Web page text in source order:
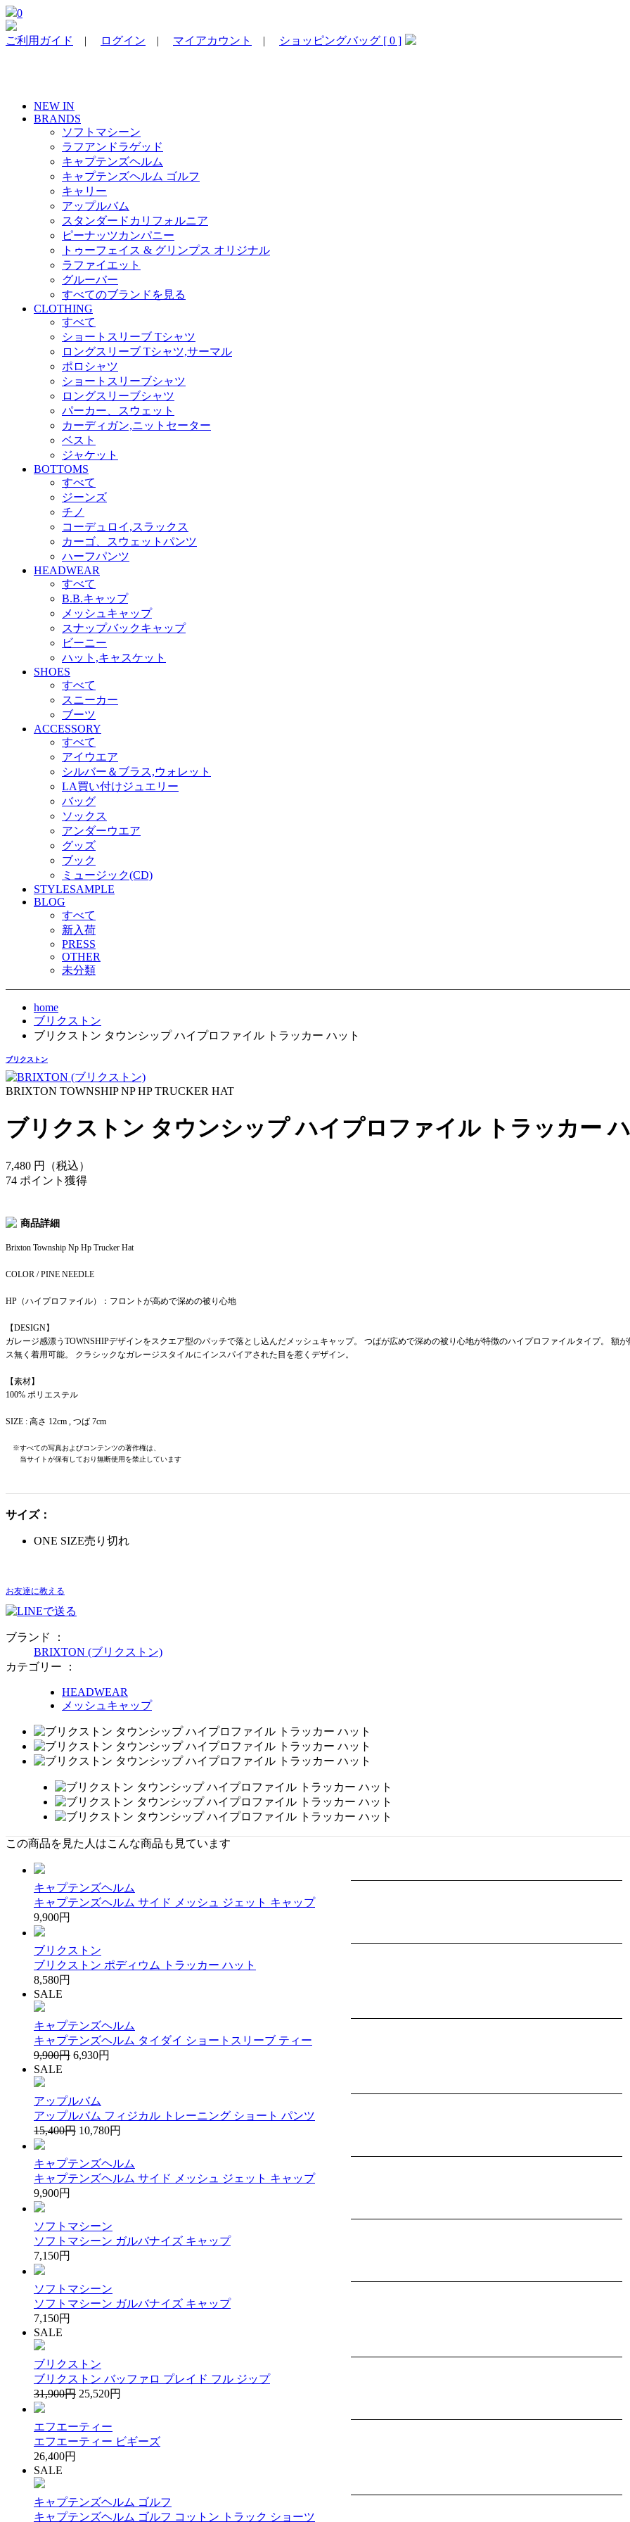
0
ご利用ガイド | ログイン | マイアカウント | ショッピングバッグ [ 0 ]
NEW IN
BRANDS
ソフトマシーン
ラフアンドラゲッド
キャプテンズヘルム
キャプテンズヘルム ゴルフ
キャリー
アップルバム
スタンダードカリフォルニア
ピーナッツカンパニー
トゥーフェイス & グリンプス オリジナル
ラファイエット
グルーバー
すべてのブランドを見る
CLOTHING
すべて
ショートスリーブ Tシャツ
ロングスリーブ Tシャツ,サーマル
ポロシャツ
ショートスリーブシャツ
ロングスリーブシャツ
パーカー、スウェット
カーディガン,ニットセーター
ベスト
ジャケット
BOTTOMS
すべて
ジーンズ
チノ
コーデュロイ,スラックス
カーゴ、スウェットパンツ
ハーフパンツ
HEADWEAR
すべて
B.B.キャップ
メッシュキャップ
スナップバックキャップ
ビーニー
ハット,キャスケット
SHOES
すべて
スニーカー
ブーツ
ACCESSORY
すべて
アイウエア
シルバー＆ブラス,ウォレット
LA買い付けジュエリー
バッグ
ソックス
アンダーウエア
グッズ
ブック
ミュージック(CD)
STYLESAMPLE
BLOG
すべて
新入荷
PRESS
OTHER
未分類
home
ブリクストン
ブリクストン タウンシップ ハイプロファイル トラッカー ハット
ブリクストン
BRIXTON TOWNSHIP NP HP TRUCKER HAT
ブリクストン タウンシップ ハイプロファイル トラッカー
7,480 円（税込）
74 ポイント獲得
商品詳細
Brixton Township Np Hp Trucker Hat
COLOR / PINE NEEDLE
HP（ハイプロファイル）：フロントが高めで深めの被り心地
【DESIGN】
ガレージ感漂うTOWNSHIPデザインをスクエア型のパッチで落とし込んだメッシュキャップ。 つばが広めで深めの被り心地が特徴のハイプロファイルタイプ。 額
ス無く着用可能。 クラシックなガレージスタイルにインスパイアされた目を惹くデザイン。
【素材】
100% ポリエステル
SIZE : 高さ 12cm , つば 7cm
※すべての写真およびコンテンツの著作権は、
当サイトが保有しており無断使用を禁止しています
サイズ：
ONE SIZE売り切れ
お友達に教える
ブランド ：
BRIXTON (ブリクストン)
カテゴリー ：
HEADWEAR
メッシュキャップ
この商品を見た人はこんな商品も見ています
キャプテンズヘルム
キャプテンズヘルム サイド メッシュ ジェット キャップ
9,900円
ブリクストン
ブリクストン ポディウム トラッカー ハット
8,580円
SALE
キャプテンズヘルム
キャプテンズヘルム タイダイ ショートスリーブ ティー
9,900円 6,930円
SALE
アップルバム
アップルバム フィジカル トレーニング ショート パンツ
15,400円 10,780円
キャプテンズヘルム
キャプテンズヘルム サイド メッシュ ジェット キャップ
9,900円
ソフトマシーン
ソフトマシーン ガルバナイズ キャップ
7,150円
ソフトマシーン
ソフトマシーン ガルバナイズ キャップ
7,150円
SALE
ブリクストン
ブリクストン バッファロ プレイド フル ジップ
31,900円 25,520円
エフエーティー
エフエーティー ビギーズ
26,400円
SALE
キャプテンズヘルム ゴルフ
キャプテンズヘルム ゴルフ コットン トラック ショーツ